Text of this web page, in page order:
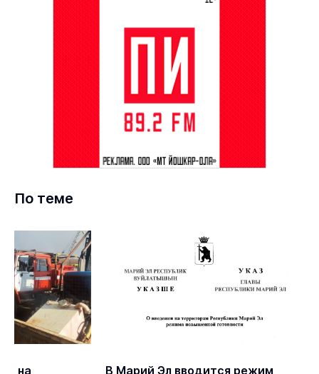
По теме
на В Марий Эл вводится режим